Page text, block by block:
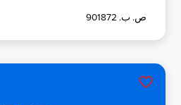
ص. ب. 901872